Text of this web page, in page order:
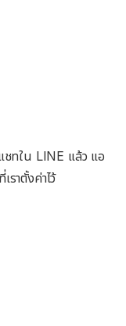
ชทใน LINE แล้ว แอ
ราตั้งค่าไว้